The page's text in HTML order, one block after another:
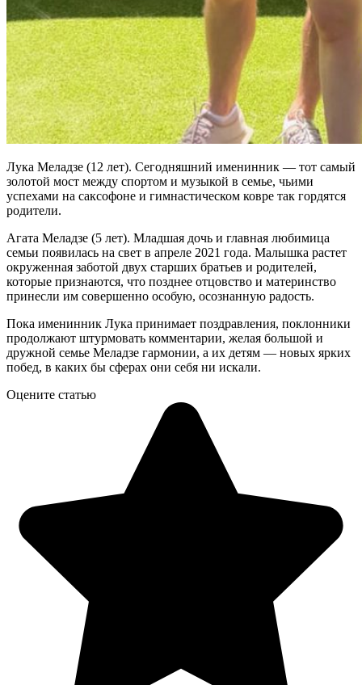
Лука Меладзе (12 лет). Сегодняшний именинник — тот самый
золотой мост между спортом и музыкой в семье, чьими
успехами на саксофоне и гимнастическом ковре так гордятся
родители.
Агата Меладзе (5 лет). Младшая дочь и главная любимица
семьи появилась на свет в апреле 2021 года. Малышка растет
окруженная заботой двух старших братьев и родителей,
которые признаются, что позднее отцовство и материнство
принесли им совершенно особую, осознанную радость.
Пока именинник Лука принимает поздравления, поклонники
продолжают штурмовать комментарии, желая большой и
дружной семье Меладзе гармонии, а их детям — новых ярких
побед, в каких бы сферах они себя ни искали.
Оцените статью